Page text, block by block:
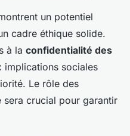
un potentiel
cadre éthique solide.
à la confidentialité des
implications sociales
Le rôle des
sera crucial pour garantir